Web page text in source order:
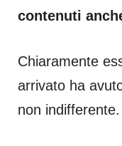
contenuti
Chiaramente
arrivato ha
non indifferente.